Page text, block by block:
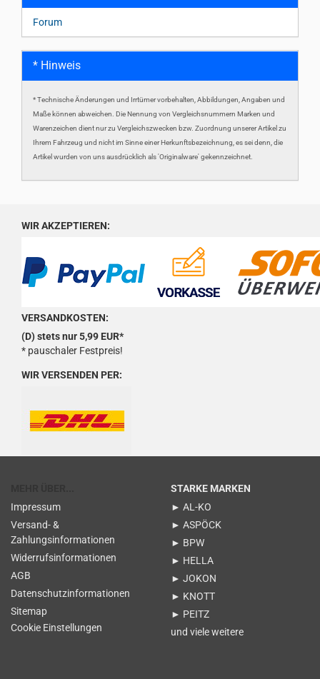
Forum
* Hinweis
* Technische Änderungen und Irrtümer vorbehalten, Abbildungen, Angaben und
Maße können abweichen. Die Nennung von Vergleichsnummern Marken und
Warenzeichen dient nur zu Vergleichszwecken bzw. Zuordnung unserer Artikel zu
Ihrem Fahrzeug und nicht im Sinne einer Herkunftsbezeichnung, es sei denn, die
Artikel wurden von uns ausdrücklich als 'Originalware' gekennzeichnet.
WIR AKZEPTIEREN:
VERSANDKOSTEN:
(D) stets nur 5,99 EUR*
* pauschaler Festpreis!
WIR VERSENDEN PER:
Impressum
Versand- &
Zahlungsinformationen
Widerrufsinformationen
AGB
Datenschutzinformationen
Sitemap
Cookie Einstellungen
STARKE MARKEN
► AL-KO
► ASPÖCK
► BPW
► HELLA
► JOKON
► KNOTT
► PEITZ
und viele weitere